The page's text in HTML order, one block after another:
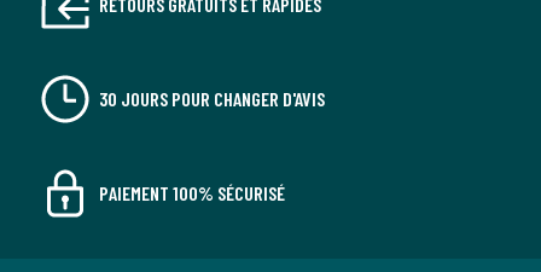
30 JOURS POUR CHANGER D'AVIS
PAIEMENT 100% SÉCURISÉ